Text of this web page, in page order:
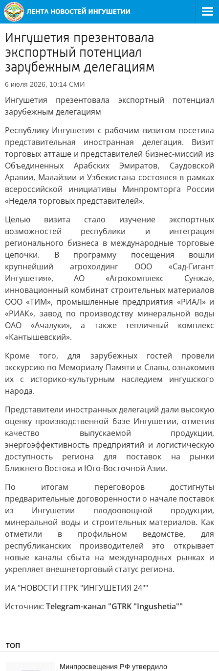
Ингушетия презентовала
экспортный потенциал
зарубежным делегациям
6 июля 2026, 10:14 СМИ
Ингушетия презентовала экспортный потенциал
зарубежным делегациям
Республику Ингушетия с рабочим визитом посетила
представительная иностранная делегация. Визит
торговых атташе и представителей бизнес-миссий из
Объединенных Арабских Эмиратов, Саудовской
Аравии, Малайзии и Узбекистана состоялся в рамках
всероссийской инициативы Минпромторга России
«Неделя торговых представителей».
Целью визита стало изучение экспортных
возможностей республики и интеграция
регионального бизнеса в международные торговые
цепочки. В программу посещения вошли
крупнейший агрохолдинг ООО «Сад-Гигант
Ингушетия», АО «Агрокомплекс Сунжа»,
инновационный комбинат строительных материалов
ООО «ТИМ», промышленные предприятия «РИАЛ» и
«РИАК», завод по производству минеральной воды
ОАО «Ачалуки», а также тепличный комплекс
«Кантышевский».
Кроме того, для зарубежных гостей провели
экскурсию по Мемориалу Памяти и Славы, ознакомив
их с историко-культурным наследием ингушского
народа.
Представители иностранных делегаций дали высокую
оценку производственной базе Ингушетии, отметив
качество выпускаемой продукции,
энергоэффективность предприятий и логистическую
доступность региона для поставок на рынки
Ближнего Востока и Юго-Восточной Азии.
По итогам переговоров достигнуты
предварительные договоренности о начале поставок
из Ингушетии плодоовощной продукции,
минеральной воды и строительных материалов. Как
отметили в профильном ведомстве, для
республиканских производителей это открывает
новые каналы сбыта на международных рынках и
укрепляет внешнеторговый статус региона.
ИА "НОВОСТИ ГТРК "ИНГУШЕТИЯ 24""
Источник: Telegram-канал "GTRK "Ingushetia""
ТОП
Минпросвещения РФ утвердило